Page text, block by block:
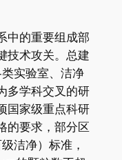
中的重要组成部
技术攻关。总建
实验室、洁净
多学科交叉的研
国家级重点科研
的要求，部分区
洁净）标准，